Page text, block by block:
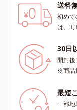
グケアを応援します。*1
の生成を抑え、シミ・
ぐ（ウォッシュ除く）
年齢に応じたお手入れ
るおいによる*5 乾燥、
のなさ*6 乾燥による*7
キス配合＝うるおいを
明感に満ちた肌へ導く
送料
初め
は、
30日
開封
※商品
最短
一部